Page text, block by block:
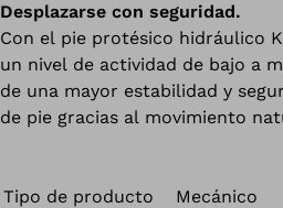
Desplazarse con seguridad.
Con el pie protésico hidráulico
un nivel de actividad de bajo a
de una mayor estabilidad y
de pie gracias al movimiento
Tipo de producto
Mecánico